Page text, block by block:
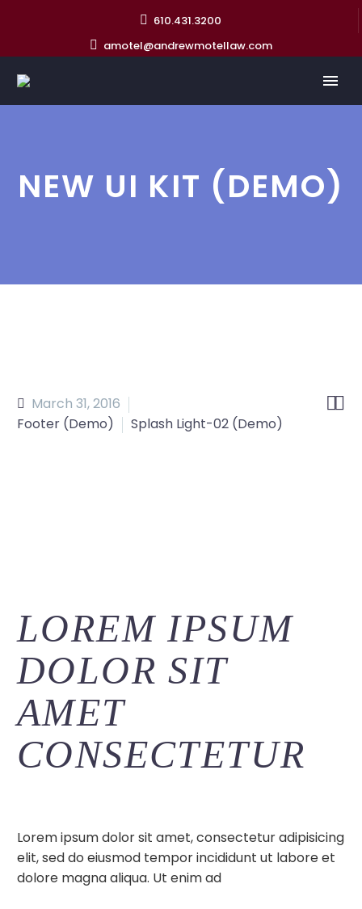
610.431.3200
amotel@andrewmotellaw.com
NEW UI KIT (DEMO)

March 31, 2016
Footer (Demo)
Splash Light-02 (Demo)
LOREM IPSUM
DOLOR SIT
AMET
CONSECTETUR
Lorem ipsum dolor sit amet, consectetur adipisicing
elit, sed do eiusmod tempor incididunt ut labore et
dolore magna aliqua. Ut enim ad